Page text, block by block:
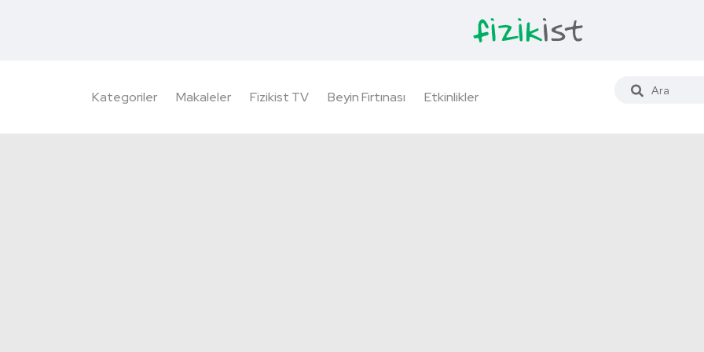
Kategoriler Makaleler Fizikist TV Beyin Fırtınası Etkinlikler